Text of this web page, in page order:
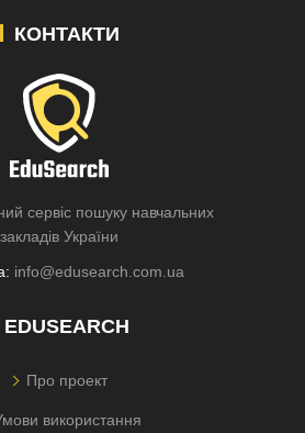
КОНТАКТИ
сервіс пошуку навчальних
закладів України
info@edusearch.com.ua
EDUSEARCH
Про проект
використання